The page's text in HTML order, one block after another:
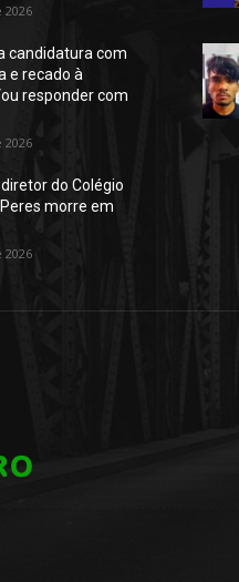
2026
candidatura com
e recado à
responder com
2026
do Colégio
morre em
2026